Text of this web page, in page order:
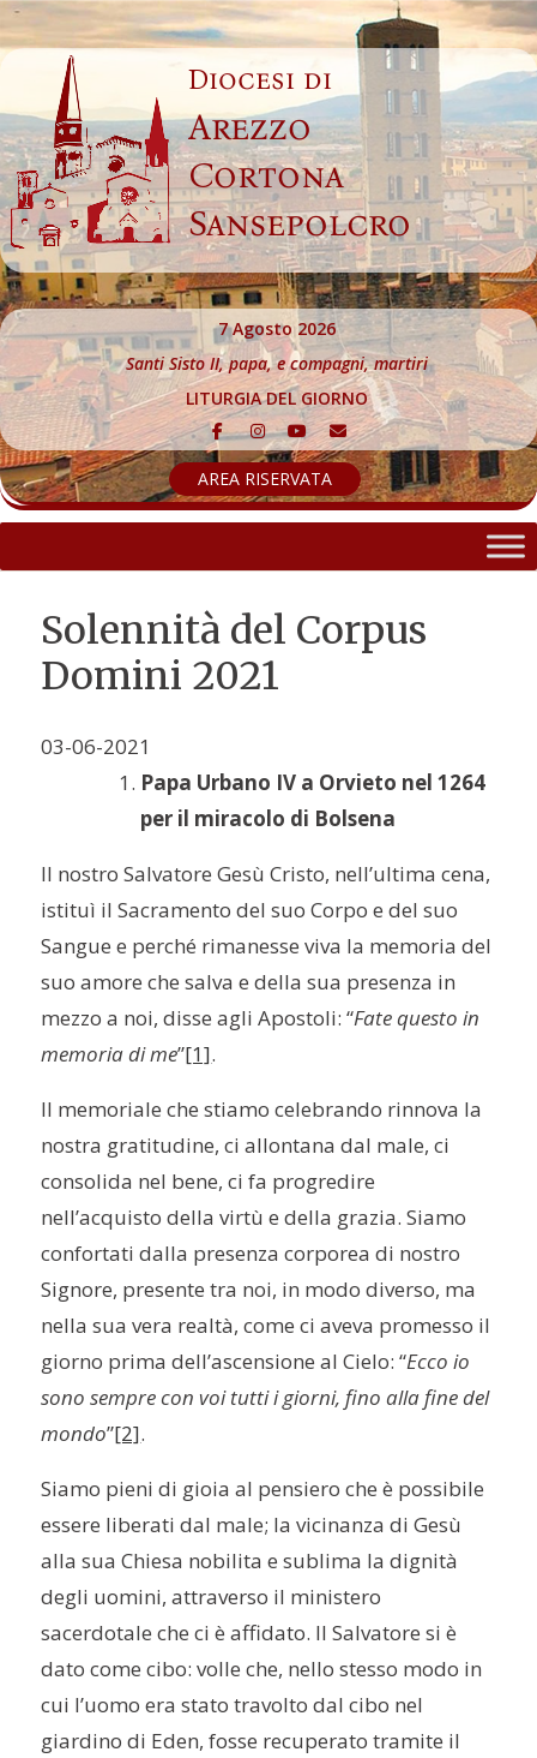
Skip
to
content
Diocesi di
Arezzo
Cortona
Sansepolcro
7 Agosto 2026
Santi Sisto II, papa, e compagni, martiri
LITURGIA DEL GIORNO
AREA RISERVATA
Solennità del Corpus
Domini 2021
03-06-2021
Papa Urbano IV a Orvieto nel 1264
per il miracolo di Bolsena
Il nostro Salvatore Gesù Cristo, nell’ultima cena,
istituì il Sacramento del suo Corpo e del suo
Sangue e perché rimanesse viva la memoria del
suo amore che salva e della sua presenza in
mezzo a noi, disse agli Apostoli: “Fate questo in
memoria di me”[1].
Il memoriale che stiamo celebrando rinnova la
nostra gratitudine, ci allontana dal male, ci
consolida nel bene, ci fa progredire
nell’acquisto della virtù e della grazia. Siamo
confortati dalla presenza corporea di nostro
Signore, presente tra noi, in modo diverso, ma
nella sua vera realtà, come ci aveva promesso il
giorno prima dell’ascensione al Cielo: “Ecco io
sono sempre con voi tutti i giorni, fino alla fine del
mondo”[2].
Siamo pieni di gioia al pensiero che è possibile
essere liberati dal male; la vicinanza di Gesù
alla sua Chiesa nobilita e sublima la dignità
degli uomini, attraverso il ministero
sacerdotale che ci è affidato. Il Salvatore si è
dato come cibo: volle che, nello stesso modo in
cui l’uomo era stato travolto dal cibo nel
giardino di Eden, fosse recuperato tramite il